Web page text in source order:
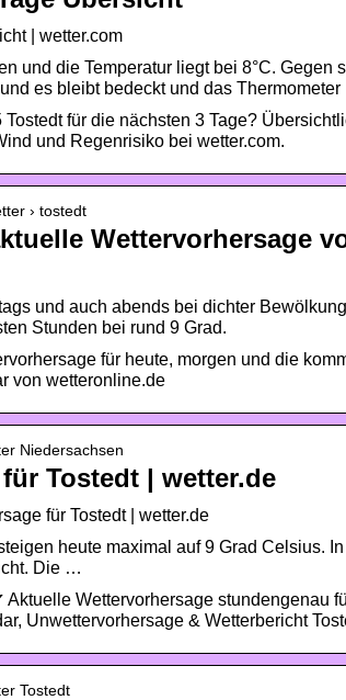
| wetter.com
und die Temperatur liegt bei 8°C. Gegen
es bleibt bedeckt und das
für die nächsten 3 Tage?
und Regenrisiko bei wetter.com.
› tostedt
Wettervorhersage
und auch abends bei dichter
Stunden bei rund 9 Grad.
für heute, morgen und die
von wetteronline.de
Niedersachsen
Tostedt | wetter.de
für Tostedt | wetter.de
heute maximal auf 9 Grad Celsius.
Die …
Wettervorhersage stundengenau
Unwettervorhersage & Wetterbericht
Tostedt